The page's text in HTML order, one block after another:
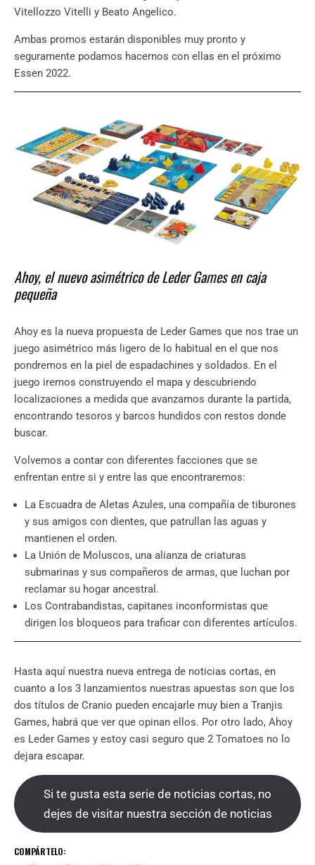
Vitellozzo Vitelli y Beato Angelico.
Ambas promos estarán disponibles muy pronto y
seguramente podamos hacernos con ellas en el próximo
Essen 2022.
Ahoy, el nuevo asimétrico de Leder Games en caja
pequeña
Ahoy es la nueva propuesta de Leder Games que nos trae un
juego asimétrico más ligero de lo habitual en el que nos
pondremos en la piel de espadachines y soldados. En el
juego iremos construyendo el mapa y descubriendo
localizaciones a medida que avanzamos durante la partida,
encontrando tesoros y barcos hundidos con restos donde
buscar.
Volvemos a contar con diferentes facciones que se
enfrentan entre si y entre las que encontraremos:
La Escuadra de Aletas Azules, una compañía de tiburones
y sus amigos con dientes, que patrullan las aguas y
mantienen el orden.
La Unión de Moluscos, una alianza de criaturas
submarinas y sus compañeros de armas, que luchan por
reclamar su hogar ancestral.
Los Contrabandistas, capitanes inconformistas que
dirigen los bloqueos para traficar con diferentes artículos.
Hasta aquí nuestra nueva entrega de noticias cortas, en
cuanto a los 3 lanzamientos nuestras apuestas son que los
dos títulos de Cranio pueden encajarle muy bien a Tranjis
Games, habrá que ver que opinan ellos. Por otro lado, Ahoy
es Leder Games y estoy casi seguro que 2 Tomatoes no lo
dejara escapar.
Si te gusta esta serie de noticias cortas, no
dejes de visitar nuestra sección de noticias
COMPÁRTELO: